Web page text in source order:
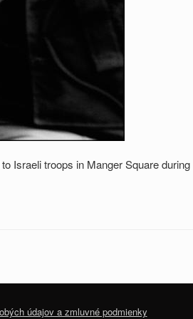
Israeli troops in Manger Square
údajov a zmluvné podmienky